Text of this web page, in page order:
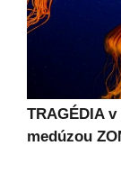
TRAGÉDIA
medúzou